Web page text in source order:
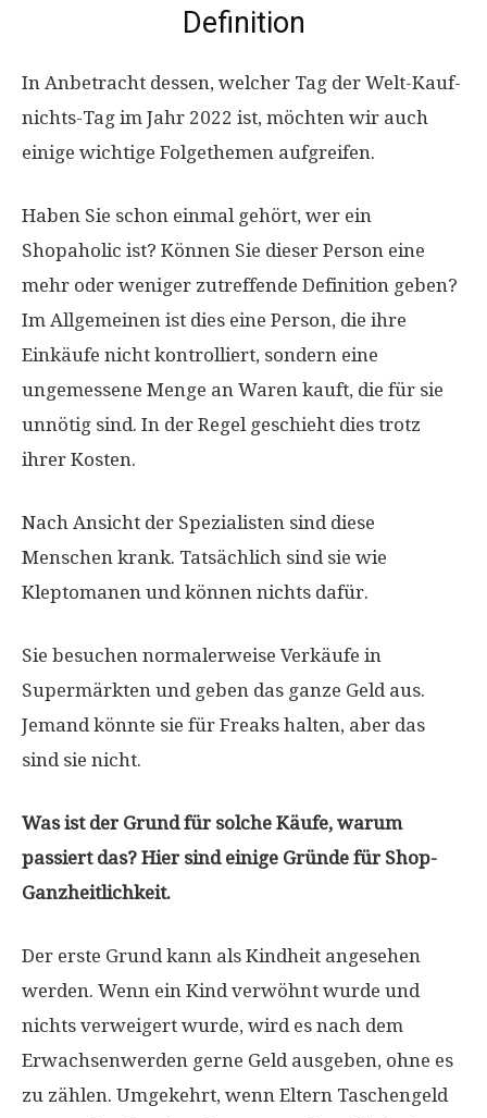
Definition
In Anbetracht dessen, welcher Tag der Welt-Kauf-
nichts-Tag im Jahr 2022 ist, möchten wir auch
einige wichtige Folgethemen aufgreifen.
Haben Sie schon einmal gehört, wer ein
Shopaholic ist? Können Sie dieser Person eine
mehr oder weniger zutreffende Definition geben?
Im Allgemeinen ist dies eine Person, die ihre
Einkäufe nicht kontrolliert, sondern eine
ungemessene Menge an Waren kauft, die für sie
unnötig sind. In der Regel geschieht dies trotz
ihrer Kosten.
Nach Ansicht der Spezialisten sind diese
Menschen krank. Tatsächlich sind sie wie
Kleptomanen und können nichts dafür.
Sie besuchen normalerweise Verkäufe in
Supermärkten und geben das ganze Geld aus.
Jemand könnte sie für Freaks halten, aber das
sind sie nicht.
Was ist der Grund für solche Käufe, warum
passiert das? Hier sind einige Gründe für Shop-
Ganzheitlichkeit.
Der erste Grund kann als Kindheit angesehen
werden. Wenn ein Kind verwöhnt wurde und
nichts verweigert wurde, wird es nach dem
Erwachsenwerden gerne Geld ausgeben, ohne es
zu zählen. Umgekehrt, wenn Eltern Taschengeld